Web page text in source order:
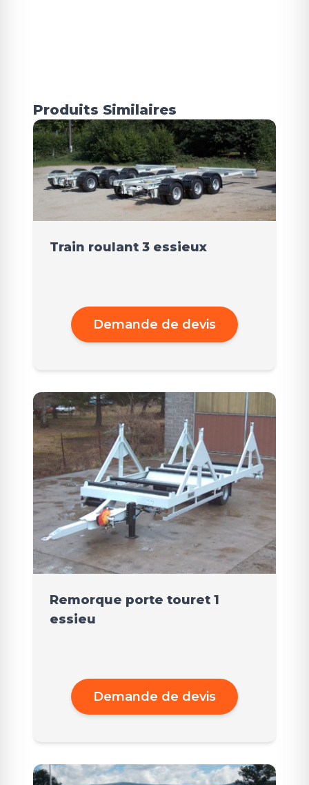
Produits Similaires
Train roulant 3 essieux
Demande de devis
Remorque porte touret 1
essieu
Demande de devis